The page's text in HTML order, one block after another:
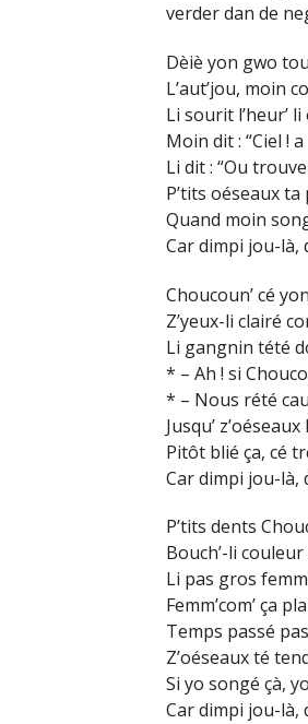
verder dan de
Dèiè yon gwo
L’aut’jou, moin
Li sourit l’heur’
Moin dit : “Ciel !
Li dit : “Ou
P’tits oéseaux
Quand moin
Car dimpi jou-là,
Choucoun’ cé
Z’yeux-li clairé
Li gangnin tété
* – Ah ! si
* – Nous rété
Jusqu’
Pitôt blié ça, cé
Car dimpi jou-là,
P’tits dents
Bouch’-li couleur
Li pas gros
Femm’com’ ça
Temps passé
Z’oéseaux té
Si yo songé çà,
Car dimpi jou-là,